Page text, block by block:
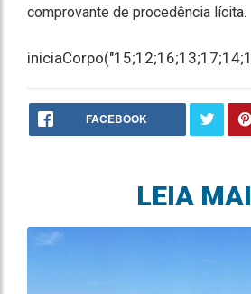
comprovante de procedência lícita.
FACEBOOK
LEIA